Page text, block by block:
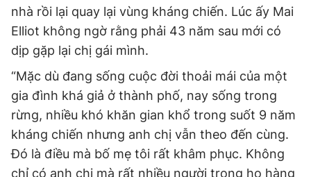
nhà rồi lại quay lại vùng kháng chiến. Lúc ấy Mai
Elliot không ngờ rằng phải 43 năm sau mới có
dịp gặp lại chị gái mình.
“Mặc dù đang sống cuộc đời thoải mái của một
gia đình khá giả ở thành phố, nay sống trong
rừng, nhiều khó khăn gian khổ trong suốt 9 năm
kháng chiến nhưng anh chị vẫn theo đến cùng.
Đó là điều mà bố mẹ tôi rất khâm phục. Không
chỉ có anh chị mà rất nhiều người trong họ hàng